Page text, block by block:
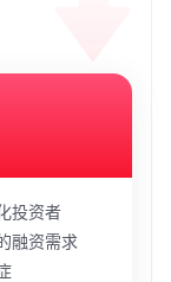
投资者
融资需求